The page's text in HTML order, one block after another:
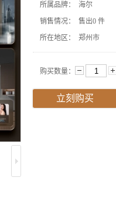
所属品牌：
海尔
销售情况：
售出0 件
所在地区：
郑州市
购买数量：
立刻购买